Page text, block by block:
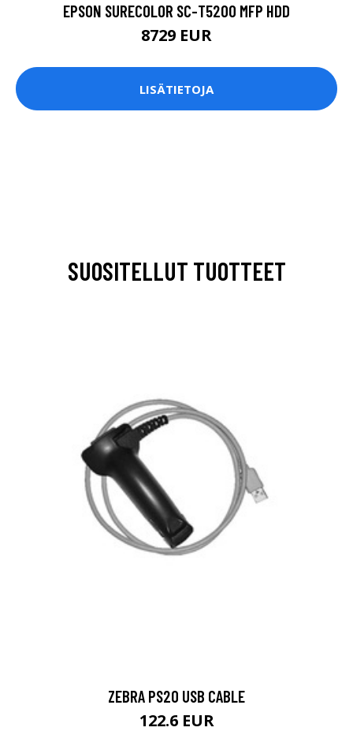
EPSON SURECOLOR SC-T5200 MFP HDD
8729 EUR
LISÄTIETOJA
SUOSITELLUT TUOTTEET
ZEBRA PS20 USB CABLE
122.6 EUR